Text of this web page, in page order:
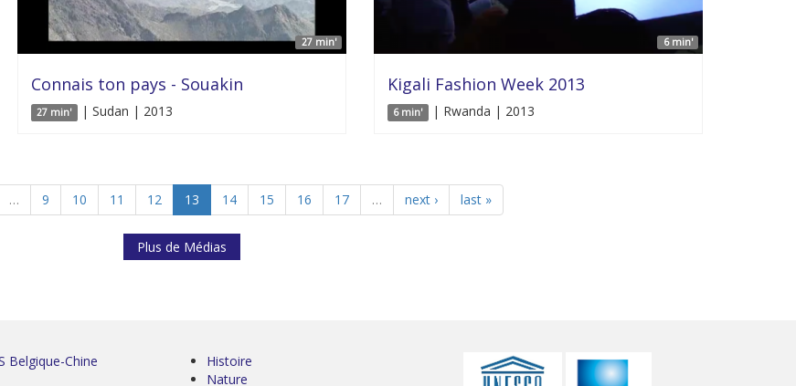
27 min'
Connais ton pays - Souakin
27 min' | Sudan | 2013
6 min'
Kigali Fashion Week 2013
6 min' | Rwanda | 2013
… 9 10 11 12 13 14 15 16 17 … next › last »
Plus de Médias
Belgique-Chine
Histoire
Nature